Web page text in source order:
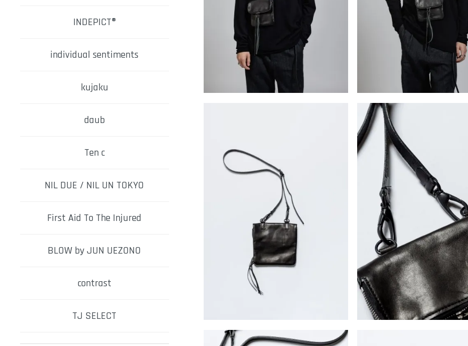
INDEPICT®
individual sentiments
kujaku
daub
Ten c
NIL DUE / NIL UN TOKYO
First Aid To The Injured
BLOW by JUN UEZONO
contrast
TJ SELECT